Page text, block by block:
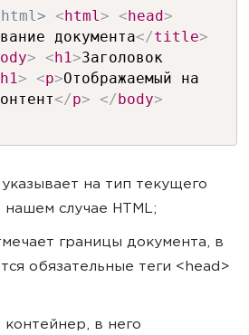
html> < html> < head>
документа</title>
> < h1 >Заголовок
h1 > <p>Отображаемый на
</p> </ body>
на тип текущего
случае HTML;
границы документа, в
обязательные теги <head>
в него